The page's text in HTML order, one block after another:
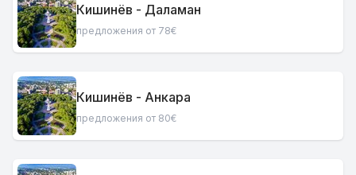
Кишинёв - Даламан
предложения от 78€
Кишинёв - Анкара
предложения от 80€